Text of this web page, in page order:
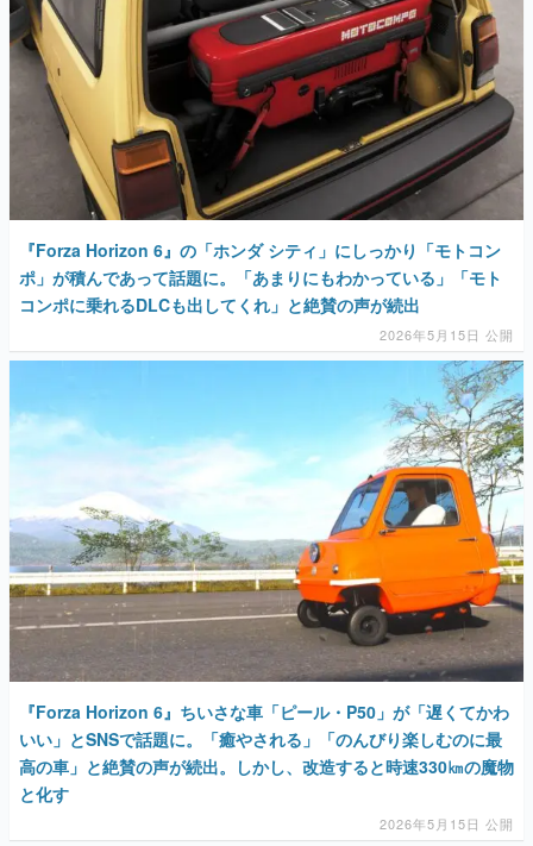
若ゲのいたり〜ゲームクリエイターの青春〜
『うつヌケ』『ペンと箸』等で知られるマンガ家・田中圭
一先生によるゲーム業界レポートマンガです。
なんでゲームは面白い？
ゲーム開発者・hamatsu氏がゲームの魅力を画面や操作の
具体的な形から解き明かしていく、硬派で骨太な評論連載
です。
ゲームが変えた日本語
「経験値」「裏技」「ラスボス」… ゲームにまつわる言葉
の起源や用法の変遷を、コンピューター文化史研究家・タ
イニーP氏が徹底調査。
カテゴリ
マンガ
女性向け
アプリレビュー
その他
電ファミニコゲーマーとは？
運営：株式会社マレ
『Forza Horizon 6』の「ホンダ シティ」にしっかり「モトコン
ポ」が積んであって話題に。「あまりにもわかっている」「モト
コンポに乗れるDLCも出してくれ」と絶賛の声が続出
2026年5月15日 公開
『Forza Horizon 6』ちいさな車「ピール・P50」が「遅くてかわ
いい」とSNSで話題に。「癒やされる」「のんびり楽しむのに最
高の車」と絶賛の声が続出。しかし、改造すると時速330㎞の魔物
と化す
2026年5月15日 公開